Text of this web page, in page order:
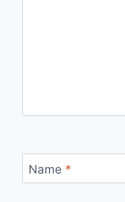
Name *